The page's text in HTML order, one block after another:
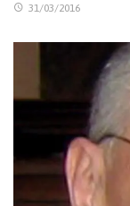
31/03/2016